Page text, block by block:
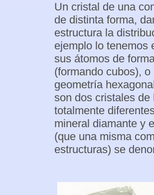
Un cristal de una
de distinta forma,
estructura la
ejemplo lo tenemos
sus átomos de
(formando cubos),
geometría
son dos cristales
totalmente
mineral diamante y
(que una misma
estructuras) se